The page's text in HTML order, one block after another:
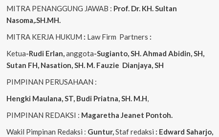
MITRA PENANGGUNG JAWAB : Prof. Dr. KH. Sultan
Nasoma,.SH.MH.
MITRA KERJA HUKUM : Law Firm Partners :
Ketua-Rudi Erlan,anggota-Sugianto, SH. Ahmad Abidin, SH,
Sutan FH, Nasation, SH. M. Fauzie Dianjaya, SH
PIMPINAN PERUSAHAAN :
Hengki Maulana, ST, Budi Priatna, SH. M.H,
PIMPINAN REDAKSI : Magaretha Jeanet Pontoh.
Wakil Pimpinan Redaksi : Guntur,Staf redaksi : Edward Saharjo,